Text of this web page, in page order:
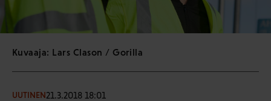
Kuvaaja: Lars Clason / Gorilla
UUTINEN21.3.2018 18:01